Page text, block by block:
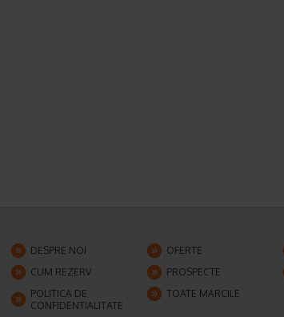
DESPRE NOI OFERTE
CUM REZERV
PROSPECTE
POLITICA DE
CONFIDENTIALITATE
TOATE MARCILE